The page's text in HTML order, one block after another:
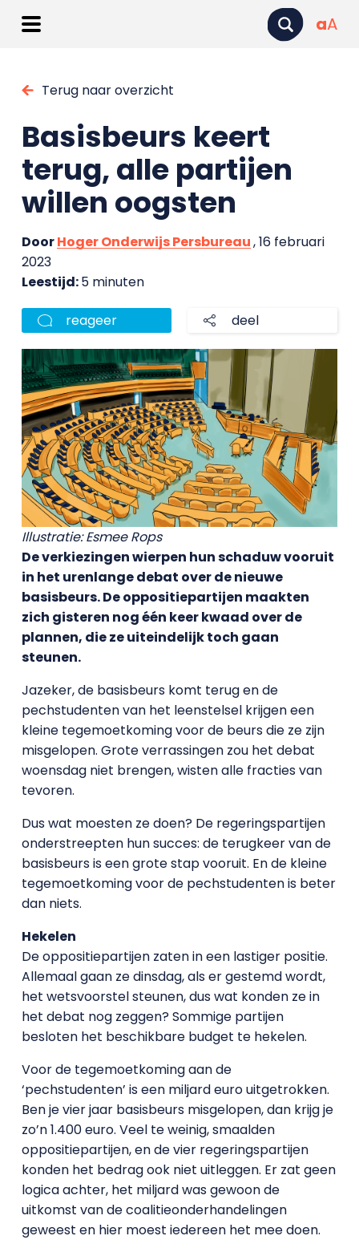
aA
Terug naar overzicht
Basisbeurs keert
terug, alle partijen
willen oogsten
DoorHoger Onderwijs Persbureau, 16 februari
2023
Leestijd:5 minuten
reageer deel
Illustratie: Esmee Rops
De verkiezingen wierpen hun schaduw vooruit
in het urenlange debat over de nieuwe
basisbeurs. De oppositiepartijen maakten
zich gisteren nog één keer kwaad over de
plannen, die ze uiteindelijk toch gaan
steunen.
Jazeker, de basisbeurs komt terug en de
pechstudenten van het leenstelsel krijgen een
kleine tegemoetkoming voor de beurs die ze zijn
misgelopen. Grote verrassingen zou het debat
woensdag niet brengen, wisten alle fracties van
tevoren.
Dus wat moesten ze doen? De regeringspartijen
onderstreepten hun succes: de terugkeer van de
basisbeurs is een grote stap vooruit. En de kleine
tegemoetkoming voor de pechstudenten is beter
dan niets.
Hekelen
De oppositiepartijen zaten in een lastiger positie.
Allemaal gaan ze dinsdag, als er gestemd wordt,
het wetsvoorstel steunen, dus wat konden ze in
het debat nog zeggen? Sommige partijen
besloten het beschikbare budget te hekelen.
Voor de tegemoetkoming aan de
‘pechstudenten’ is een miljard euro uitgetrokken.
Ben je vier jaar basisbeurs misgelopen, dan krijg je
zo’n 1.400 euro. Veel te weinig, smaalden
oppositiepartijen, en de vier regeringspartijen
konden het bedrag ook niet uitleggen. Er zat geen
logica achter, het miljard was gewoon de
uitkomst van de coalitieonderhandelingen
geweest en hier moest iedereen het mee doen.